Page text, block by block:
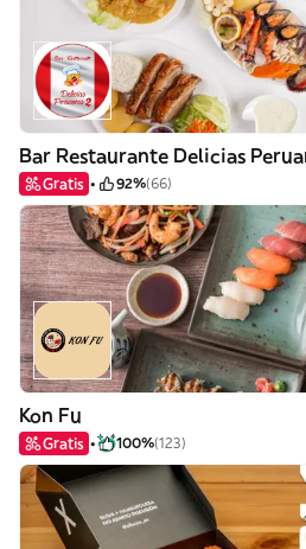
Bar Restaurante Delicias
Gratis 92%(66)
Kon Fu
Gratis 100%(123)